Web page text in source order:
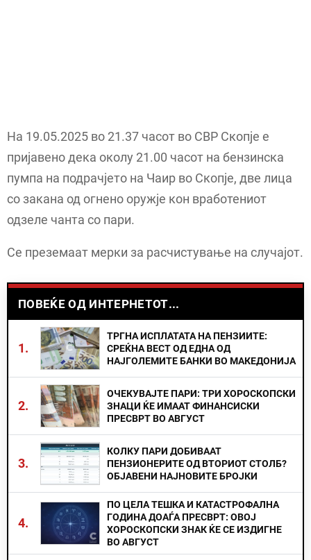
На 19.05.2025 во 21.37 часот во СВР Скопје е
пријавено дека околу 21.00 часот на бензинска
пумпа на подрачјето на Чаир во Скопје, две лица
со закана од огнено оружје кон вработениот
одзеле чанта со пари.
Се преземаат мерки за расчистување на случајот.
ПОВЕЌЕ ОД ИНТЕРНЕТОТ...
1.
ТРГНА ИСПЛАТАТА НА ПЕНЗИИТЕ:
СРЕЌНА ВЕСТ ОД ЕДНА ОД
НАЈГОЛЕМИТЕ БАНКИ ВО МАКЕДОНИЈА
2.
ОЧЕКУВАЈТЕ ПАРИ: ТРИ ХОРОСКОПСКИ
ЗНАЦИ ЌЕ ИМААТ ФИНАНСИСКИ
ПРЕСВРТ ВО АВГУСТ
3.
КОЛКУ ПАРИ ДОБИВААТ
ПЕНЗИОНЕРИТЕ ОД ВТОРИОТ СТОЛБ?
ОБЈАВЕНИ НАЈНОВИТЕ БРОЈКИ
4.
ПО ЦЕЛА ТЕШКА И КАТАСТРОФАЛНА
ГОДИНА ДОАЃА ПРЕСВРТ: ОВОЈ
ХОРОСКОПСКИ ЗНАК ЌЕ СЕ ИЗДИГНЕ
ВО АВГУСТ